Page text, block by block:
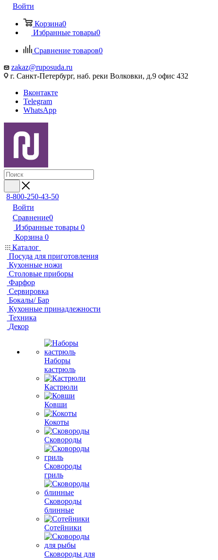
Войти
Корзина0
Избранные товары0
Сравнение товаров0
zakaz@ruposuda.ru
г. Санкт-Петербург, наб. реки Волковки, д.9 офис 432
Вконтакте
Telegram
WhatsApp
8-800-250-43-50
Войти
Сравнение0
Избранные товары 0
Корзина 0
Каталог
Посуда для приготовления
Кухонные ножи
Столовые приборы
Фарфор
Сервировка
Бокалы/ Бар
Кухонные принадлежности
Техника
Декор
Наборы
кастрюль
Кастрюли
Ковши
Кокоты
Сковороды
Сковороды
гриль
Сковороды
блинные
Сотейники
Сковороды для